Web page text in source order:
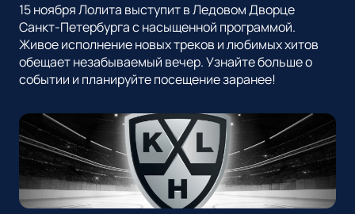
15 ноября Лолита выступит в Ледовом Дворце
Санкт-Петербурга с насыщенной программой.
Живое исполнение новых треков и любимых хитов
обещает незабываемый вечер. Узнайте больше о
событии и планируйте посещение заранее!